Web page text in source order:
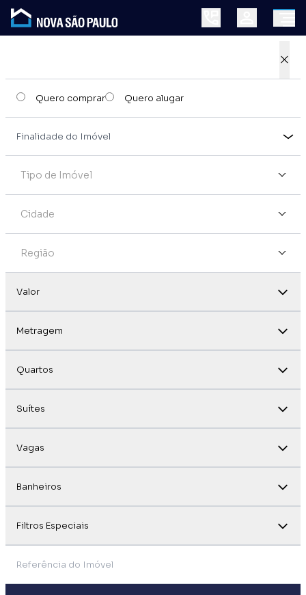
×
Quero comprar Quero alugar
Tipo de Imóvel
Cidade
Região
Valor
Metragem
Quartos
Suítes
Vagas
Banheiros
Filtros Especiais